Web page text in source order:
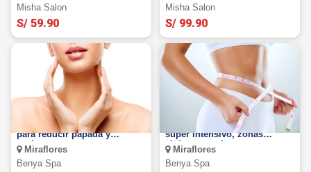
Misha Salon
S/ 59.90
Misha Salon
S/ 99.90
3 sesiones de tratamiento
para reducir papada y
cachetes.
Miraflores
Benya Spa
10 sesiones de Liporeductor
super intensivo, zonas
abdomen y cintura.
Miraflores
Benya Spa